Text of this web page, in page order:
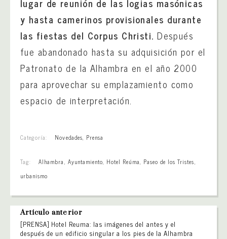
y hasta camerinos provisionales durante
las fiestas del Corpus Christi.Después
fue abandonado hasta su adquisición por el
Patronato de la Alhambra en el año 2000
para aprovechar su emplazamiento como
espacio de interpretación.
Categoría: Novedades Prensa
Tag: Alhambra Ayuntamiento Hotel Reúma Paseo de los Tristes
urbanismo
Artículo anterior
[PRENSA] Hotel Reuma: las imágenes del antes y el
después de un edificio singular a los pies de la Alhambra